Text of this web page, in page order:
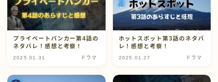
プライベートバンカー第4話の
ネタバレ！感想と考察！
2025.01.31 ドラマ
ホットスポット第3話のネタバ
レ！感想と考察！
2025.01.27 ドラマ